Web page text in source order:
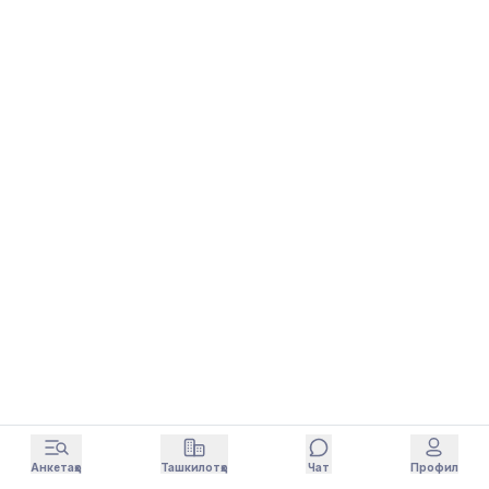
Анкетаҳо Ташкилотҳо Чат Профил